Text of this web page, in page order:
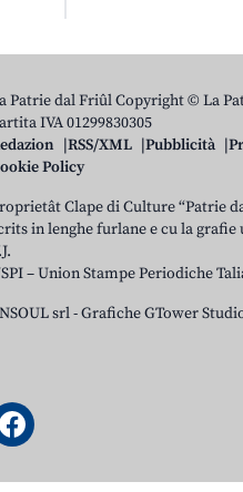
Patrie dal Friûl Copyright © La
IVA 01299830305
RSS/XML Pubblicità
Policy
Clape di Culture “Patrie
in lenghe furlane e cu la
– Union Stampe Periodiche
srl-Grafiche GTower